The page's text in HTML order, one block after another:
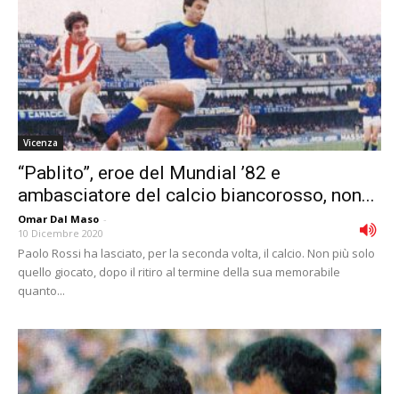
Vicenza
“Pablito”, eroe del Mundial ’82 e
ambasciatore del calcio biancorosso, non...
Omar Dal Maso -
10 Dicembre 2020
Paolo Rossi ha lasciato, per la seconda volta, il calcio. Non più solo
quello giocato, dopo il ritiro al termine della sua memorabile
quanto...